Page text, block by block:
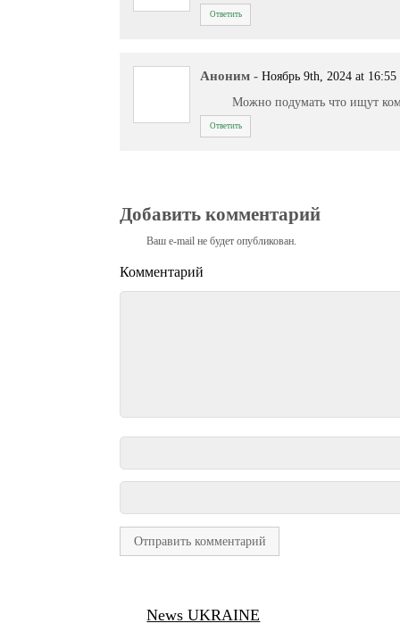
Ответить
Аноним - Ноябрь 9th, 2024 at 16:55
Можно подумать что ищут
Ответить
Добавить комментарий
Ваш e-mail не будет опубликован.
Комментарий
News UKRAINE